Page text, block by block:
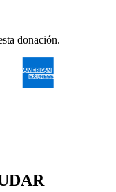
donación.